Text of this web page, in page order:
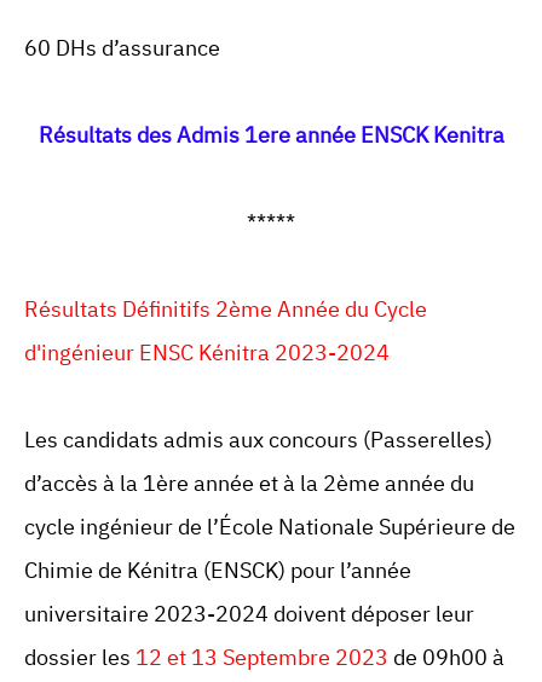
60 DHs d’assurance
Résultats des Admis 1ere année ENSCK Kenitra
*****
Résultats Définitifs 2ème Année du Cycle
d'ingénieur ENSC Kénitra 2023-2024
Les candidats admis aux concours (Passerelles)
d’accès à la 1ère année et à la 2ème année du
cycle ingénieur de l’École Nationale Supérieure de
Chimie de Kénitra (ENSCK) pour l’année
universitaire 2023-2024 doivent déposer leur
dossier les 12 et 13 Septembre 2023 de 09h00 à